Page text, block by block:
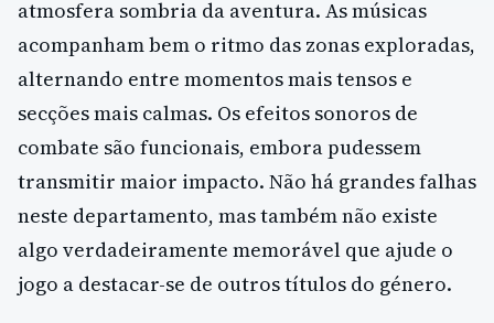
atmosfera sombria da aventura. As músicas
acompanham bem o ritmo das zonas exploradas,
alternando entre momentos mais tensos e
secções mais calmas. Os efeitos sonoros de
combate são funcionais, embora pudessem
transmitir maior impacto. Não há grandes falhas
neste departamento, mas também não existe
algo verdadeiramente memorável que ajude o
jogo a destacar-se de outros títulos do género.